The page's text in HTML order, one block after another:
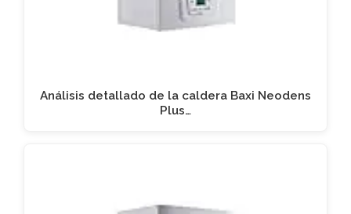
Análisis detallado de la caldera Baxi Neodens
Plus…